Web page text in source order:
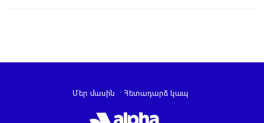
Մեր մասին Հետադարձ կապ